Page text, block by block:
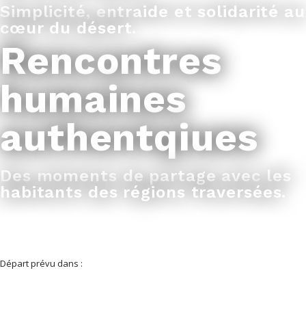
Simplicité, entraide et solidarité au
cœur du désert.
Rencontres
humaines
authentqiues
Des moments de partage avec les
habitants des régions traversées.
Départ prévu dans :